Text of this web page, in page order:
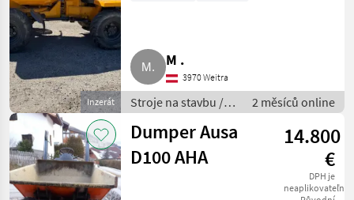
Inzerát
M .
3970 Weitra
Stroje na stavbu /
Sklápacie vozidlo
2 měsíců online
Dumper Ausa
D100 AHA
14.800
€
DPH je
neaplikovateľné